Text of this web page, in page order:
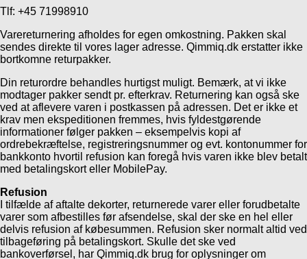
Tlf: +45 71998910
Varereturnering afholdes for egen omkostning. Pakken skal
sendes direkte til vores lager adresse. Qimmiq.dk erstatter ikke
bortkomne returpakker.
Din returordre behandles hurtigst muligt. Bemærk, at vi ikke
modtager pakker sendt pr. efterkrav. Returnering kan også ske
ved at aflevere varen i postkassen på adressen. Det er ikke et
krav men ekspeditionen fremmes, hvis fyldestgørende
informationer følger pakken – eksempelvis kopi af
ordrebekræftelse, registreringsnummer og evt. kontonummer for
bankkonto hvortil refusion kan foregå hvis varen ikke blev betalt
med betalingskort eller MobilePay.
Refusion
I tilfælde af aftalte dekorter, returnerede varer eller forudbetalte
varer som afbestilles før afsendelse, skal der ske en hel eller
delvis refusion af købesummen. Refusion sker normalt altid ved
tilbageføring på betalingskort. Skulle det ske ved
bankoverførsel, har Qimmiq.dk brug for oplysninger om